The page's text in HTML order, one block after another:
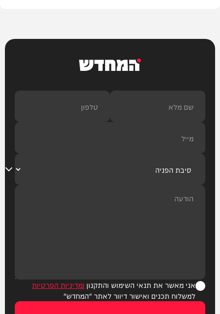
המחדש
אני מאשר את תנאי השימוש והתקנון ומדיניות הפרטיות
למשלוח תכנים ואישור דיוור לאתר "המחדש"